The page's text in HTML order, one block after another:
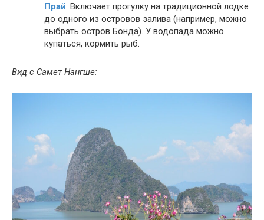
Прай. Включает прогулку на традиционной лодке
до одного из островов залива (например, можно
выбрать остров Бонда). У водопада можно
купаться, кормить рыб.
Вид с Самет Нангше: